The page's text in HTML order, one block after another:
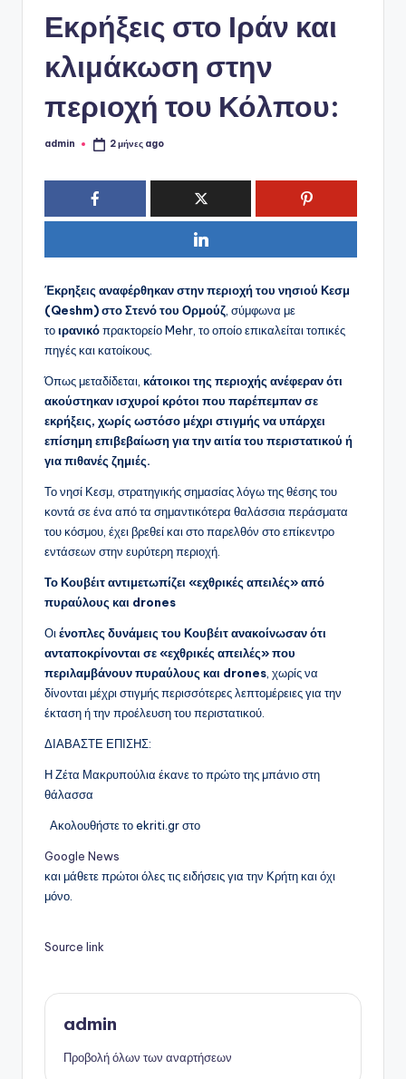
Εκρήξεις στο Ιράν και
κλιμάκωση στην
περιοχή του Κόλπου:
Συγγραφέας:
admin 2 μήνες ago
Έκρηξεις αναφέρθηκαν στην περιοχή του νησιού Κεσμ
(Qeshm) στο Στενό του Ορμούζ , σύμφωνα με
τοιρανικόπρακτορείο Mehr, το οποίο επικαλείται τοπικές
πηγές και κατοίκους.
Όπως μεταδίδεται, κάτοικοι της περιοχής ανέφεραν ότι
ακούστηκαν ισχυροί κρότοι που παρέπεμπαν σε
εκρήξεις, χωρίς ωστόσο μέχρι στιγμής να υπάρχει
επίσημη επιβεβαίωση για την αιτία του περιστατικού ή
για πιθανές ζημιές.
Το νησί Κεσμ, στρατηγικής σημασίας λόγω της θέσης του
κοντά σε ένα από τα σημαντικότερα θαλάσσια περάσματα
του κόσμου, έχει βρεθεί και στο παρελθόν στο επίκεντρο
εντάσεων στην ευρύτερη περιοχή.
Το Κουβέιτ αντιμετωπίζει «εχθρικές απειλές» από
πυραύλους και drones
Οι ένοπλες δυνάμεις του Κουβέιτ ανακοίνωσαν ότι
ανταποκρίνονται σε «εχθρικές απειλές» που
περιλαμβάνουν πυραύλους και drones , χωρίς να
δίνονται μέχρι στιγμής περισσότερες λεπτομέρειες για την
έκταση ή την προέλευση του περιστατικού.
ΔΙΑΒΑΣΤΕ ΕΠΙΣΗΣ:
Η Ζέτα Μακρυπούλια έκανε το πρώτο της μπάνιο στη
θάλασσα
Ακολουθήστε το ekriti.gr στο
Google News
και μάθετε πρώτοι όλες τις ειδήσεις για την Κρήτη και όχι
μόνο.
Source link
admin
Προβολή όλων των αναρτήσεων